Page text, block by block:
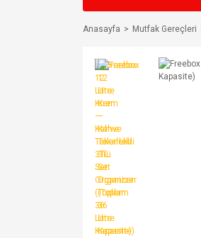
Anasayfa Mutfak Gereçleri